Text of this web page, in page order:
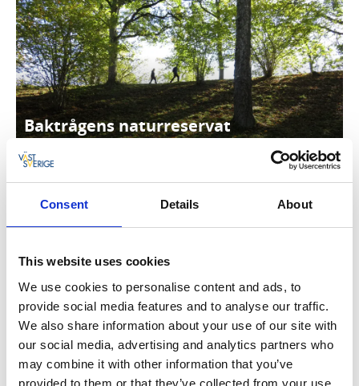
Consent Details About
This website uses cookies
We use cookies to personalise content and ads, to
provide social media features and to analyse our traffic.
We also share information about your use of our site with
our social media, advertising and analytics partners who
may combine it with other information that you’ve
provided to them or that they’ve collected from your use
Baktrågens naturreservat
Läs mer
Service
Ett flertal rastplatser finns iordningställda utmed
leden. Vid Nöre finns Jordkulan (ca 100 meter från
Mellan Dalum och Blidsberg i närheten av Ormestorp
finns ännu ett vindskydd för rast och övernattning.
Mellan detta vindskydd och jordkulan i Nöre följer
leden Dalumsledens sträckning och man får då följa
gul markering. I Trädet finns boendetFrömans
brygga2 km från leden som har stugor för
övernattning. I Ulricehamn liggerHotell